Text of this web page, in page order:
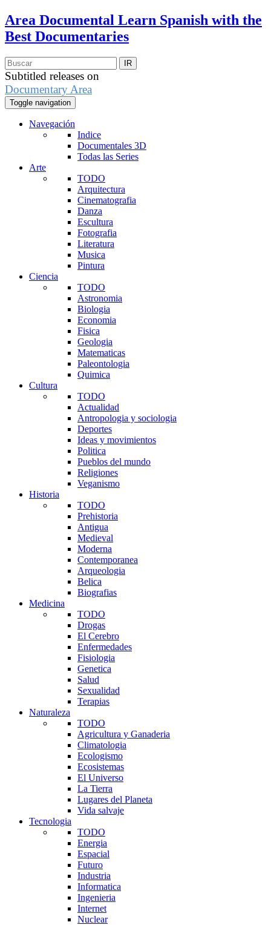
Area Documental Learn Spanish with the
Best Documentaries
Subtitled releases on
Documentary Area
Toggle navigation
Navegación
Indice
Documentales 3D
Todas las Series
Arte
TODO
Arquitectura
Cinematografia
Danza
Escultura
Fotografia
Literatura
Musica
Pintura
Ciencia
TODO
Astronomia
Biologia
Economia
Fisica
Geologia
Matematicas
Paleontologia
Quimica
Cultura
TODO
Actualidad
Antropologia y sociologia
Deportes
Ideas y movimientos
Politica
Pueblos del mundo
Religiones
Veganismo
Historia
TODO
Prehistoria
Antigua
Medieval
Moderna
Contemporanea
Arqueologia
Belica
Biografias
Medicina
TODO
Drogas
El Cerebro
Enfermedades
Fisiologia
Genetica
Salud
Sexualidad
Terapias
Naturaleza
TODO
Agricultura y Ganaderia
Climatologia
Ecologismo
Ecosistemas
El Universo
La Tierra
Lugares del Planeta
Vida salvaje
Tecnologia
TODO
Energia
Espacial
Futuro
Industria
Informatica
Ingenieria
Internet
Nuclear